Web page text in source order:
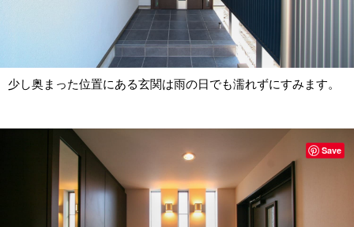
少し奥まった位置にある玄関は雨の日でも濡れずにすみます。
Save